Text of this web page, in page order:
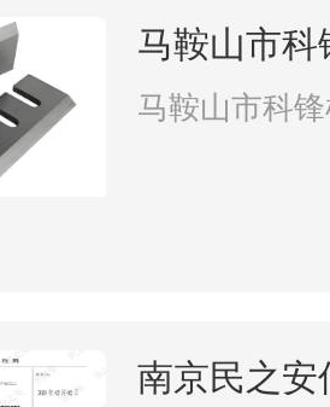
马鞍山市
马鞍山市科
南京民之安